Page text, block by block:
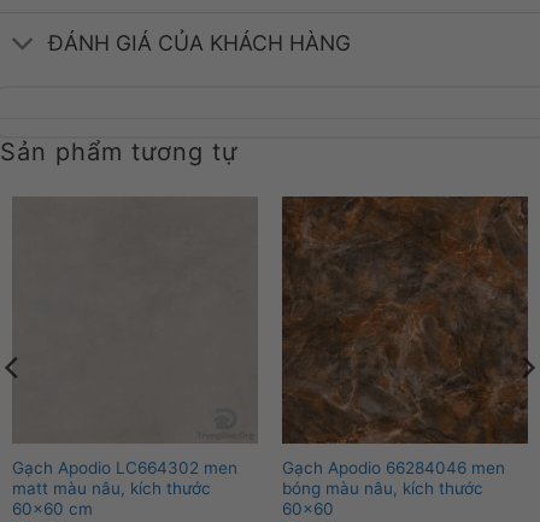
ĐÁNH GIÁ CỦA KHÁCH HÀNG
Sản phẩm tương tự
Gạch Apodio LC664302 men
matt màu nâu, kích thước
60×60 cm
Gạch Apodio 66284046 men
bóng màu nâu, kích thước
60×60